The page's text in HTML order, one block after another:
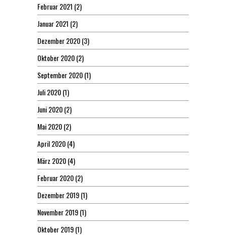
Februar 2021 (2)
Januar 2021 (2)
Dezember 2020(3)
Oktober 2020(2)
September 2020(1)
Juli 2020(1)
Juni 2020(2)
Mai 2020(2)
April 2020(4)
März 2020(4)
Februar 2020(2)
Dezember 2019(1)
November 2019(1)
Oktober 2019(1)